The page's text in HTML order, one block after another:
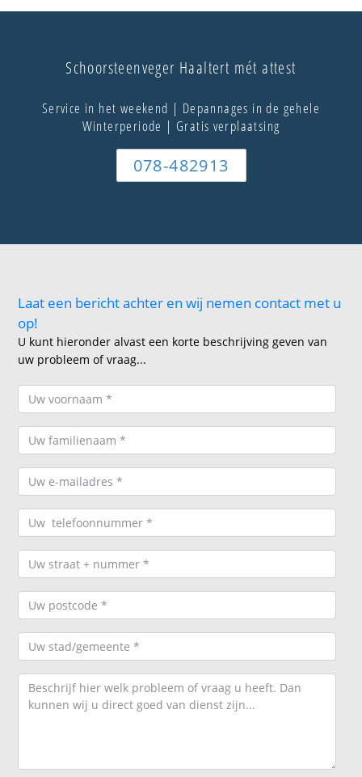
Schoorsteenveger Haaltert mét attest
Service in het weekend | Depannages in de gehele
Winterperiode | Gratis verplaatsing
078-482913
Laat een bericht achter en wij nemen contact met u
op!
U kunt hieronder alvast een korte beschrijving geven van
uw probleem of vraag...